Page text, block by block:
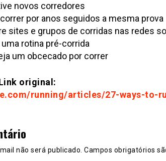
novos corredores
por anos seguidos a mesma prova
sites e grupos de corridas nas redes
uma rotina pré-corrida
um obcecado por correr
original:
running/articles/27-ways-to-
não será publicado. Campos obrigatórios